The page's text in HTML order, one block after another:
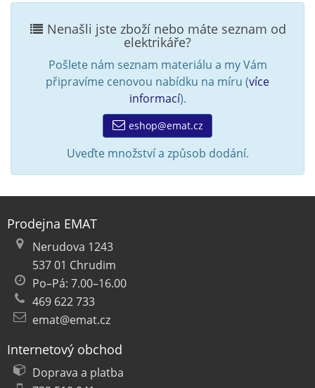
Nenašli jste zboží nebo máte seznam od
elektrikáře?
Pošlete nám seznam materiálu a my Vám
připravíme cenovou nabídku na míru (více
informací).
eshop@emat.cz
Uveďte množství a způsob dodání.
Prodejna EMAT
Nerudova 1243
537 01 Chrudim
Po–Pá: 7.00–16.00
469 622 733
emat@emat.cz
Internetový obchod
Doprava a platba